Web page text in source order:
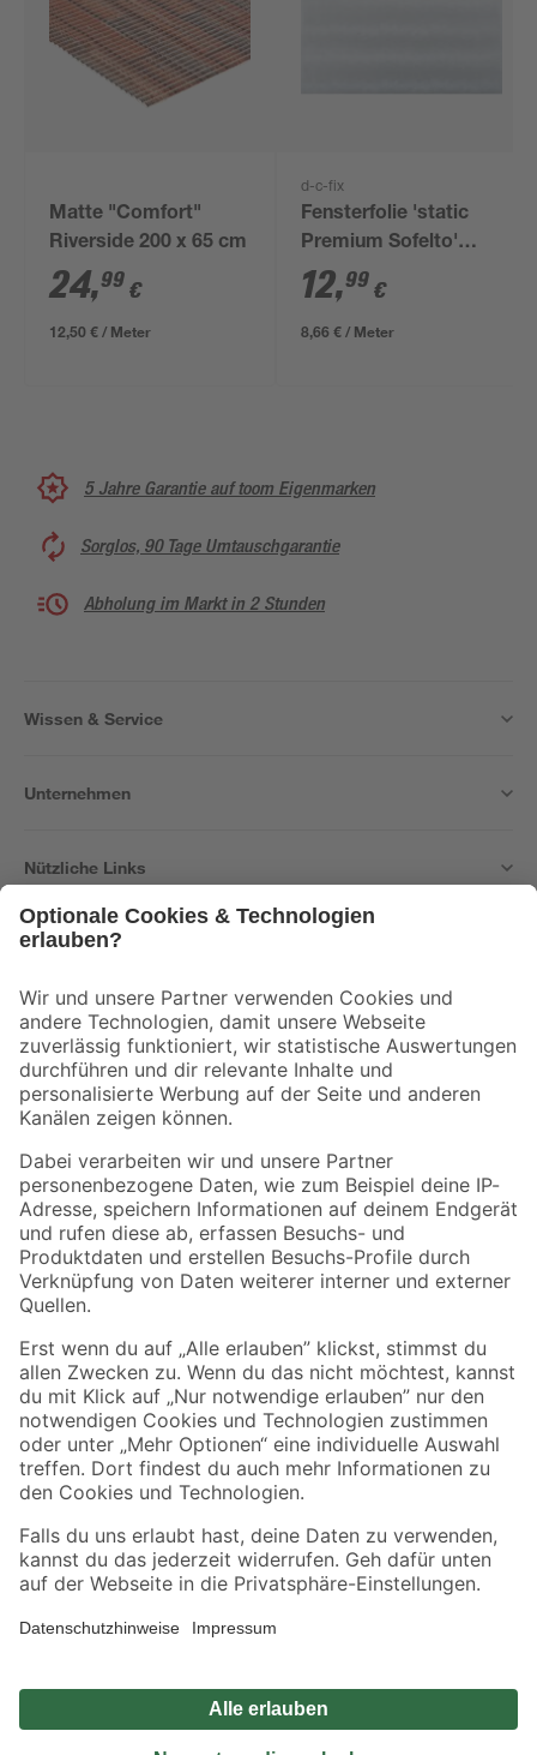
Matte "Comfort"
Riverside 200 x 65 cm
24,99 €
12,50 € / Meter
d-c-fix
Fensterfolie 'static
Premium Sofelto'
transparent Felloptik
45 x 150 cm
12,99 €
8,66 € / Meter
5 Jahre Garantie auf toom Eigenmarken
Sorglos, 90 Tage Umtauschgarantie
Abholung im Markt in 2 Stunden
Wissen & Service
Unternehmen
Nützliche Links
Der toom Newsletter: Keine Angebote und Aktionen mehr verpassen!
Zur Newsletter Anmeldung
Folge uns
Zahlungsarten Versandarten
Sicher einkaufen
Jetzt die toom-App herunterladen
Alle Preisangaben in EUR inkl. gesetzl. MwSt.. Die dargestellten Angebote sind unter
Umständen nicht in allen Märkten verfügbar. Die angegebenen Verfügbarkeiten beziehen
Produkte nur solange der Vorrat reicht.
*Paketversand ab 59 € versandkostenfrei, gilt nicht für Artikel mit Speditionsversand, hier
Privatsphäre Impressum
Nutzungsbedingungen
Widerrufsrecht
Vertrag widerrufen